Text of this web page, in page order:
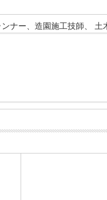
ナー、造園施工技師、 土